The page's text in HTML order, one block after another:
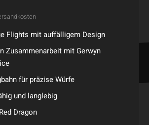
Flights mit auffälligem Design
Zusammenarbeit mit Gerwyn
für präzise Würfe
und langlebig
Dragon